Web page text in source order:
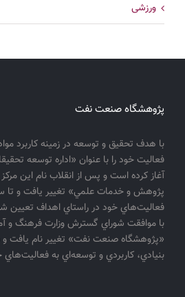
ورزشی
پژوهشگاه صنعت نفت
فعاليت خود را با عنوان «اداره توسعه
آغاز كرده است و پس از انقلاب نام اين
با موافقت شوراي گسترش وزارت فرهنگ و
«پژوهشگاه صنعت نفت» تغيير نام يافت و
بنيادي، كاربردي و توسعه‌اي به فعاليت‌هاي